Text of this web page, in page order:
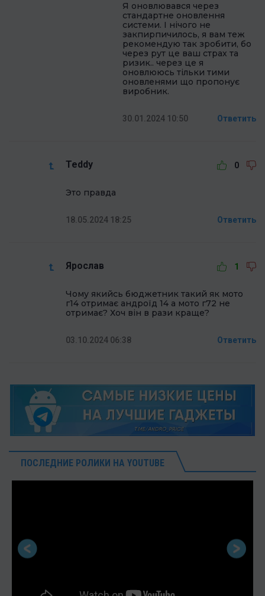
Я оновлювався через
стандартне оновлення
системи. І нічого не
закпирпичилось, я вам теж
рекомендую так зробити, бо
через рут це ваш страх та
ризик.. через це я
оновлююсь тільки тими
оновленями що пропонує
виробник.
30.01.2024 10:50 Ответить
Teddy 0
Это правда
18.05.2024 18:25 Ответить
Ярослав 1
Чому якийсь бюджетник такий як мото
г14 отримає андроїд 14 а мото г72 не
отримає? Хоч він в рази краще?
03.10.2024 06:38 Ответить
ПОСЛЕДНИЕ РОЛИКИ НА YOUTUBE